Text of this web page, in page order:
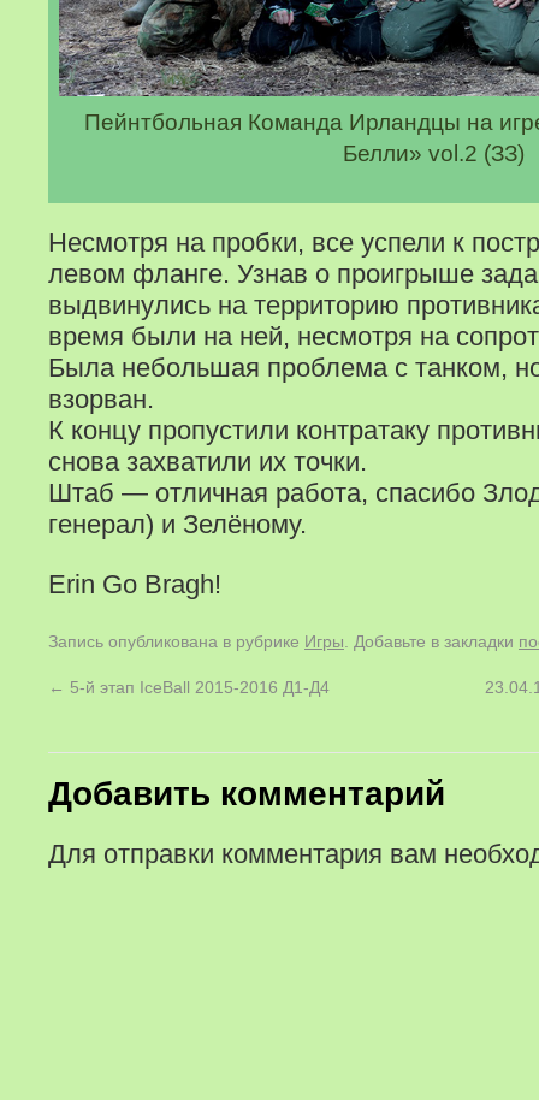
Пейнтбольная Команда Ирландцы на
Белли» vol.2 (ЗЗ)
Несмотря на пробки, все успели к
левом фланге. Узнав о проигрыше
выдвинулись на территорию
время были на ней, несмотря на
Была небольшая проблема с танком,
взорван.
К концу пропустили контратаку
снова захватили их точки.
Штаб — отличная работа, спасибо
генерал) и Зелёному.
Erin Go Bragh!
Запись опубликована в рубрике Игры. Добавьте в закладки
← 5-й этап IceBall 2015-2016 Д1-Д4
Добавить комментарий
Для отправки комментария вам